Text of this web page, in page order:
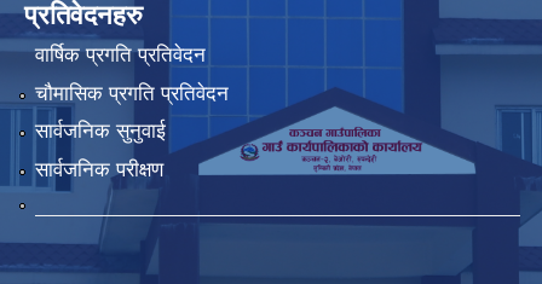
प्रतिवेदनहरु
वार्षिक प्रगति प्रतिवेदन
चौमासिक प्रगति प्रतिवेदन
सार्वजनिक सुनुवाई
सार्वजनिक परीक्षण